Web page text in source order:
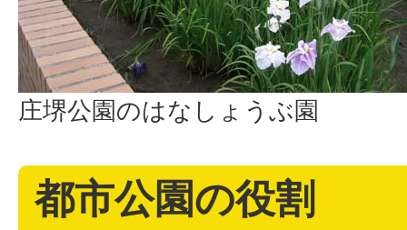
庄堺公園のはなしょうぶ園
都市公園の役割